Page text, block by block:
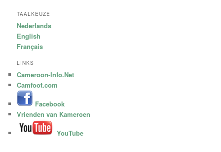
TAALKEUZE
Nederlands
English
Français
LINKS
Cameroon-Info.Net
Camfoot.com
Facebook
Vrienden van Kameroen
YouTube